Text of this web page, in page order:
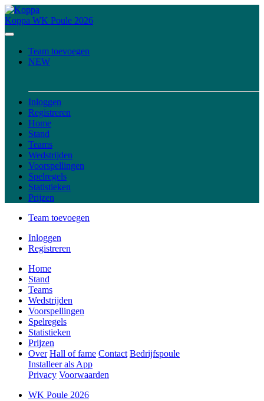
Koppa WK Poule 2026
Team toevoegen
NEW
Inloggen
Registreren
Home
Stand
Teams
Wedstrijden
Voorspellingen
Spelregels
Statistieken
Prijzen
Team toevoegen
Inloggen
Registreren
Home
Stand
Teams
Wedstrijden
Voorspellingen
Spelregels
Statistieken
Prijzen
Over Hall of fame Contact Bedrijfspoule
Installeer als App
Privacy Voorwaarden
WK Poule 2026